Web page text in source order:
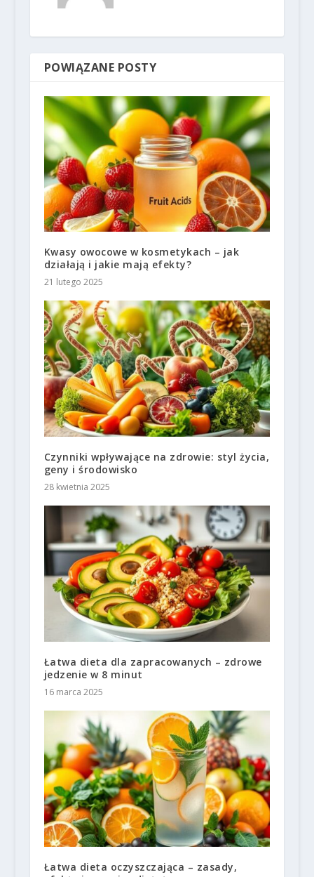
POWIĄZANE POSTY
Kwasy owocowe w kosmetykach – jak
działają i jakie mają efekty?
21 lutego 2025
Czynniki wpływające na zdrowie: styl życia,
geny i środowisko
28 kwietnia 2025
Łatwa dieta dla zapracowanych – zdrowe
jedzenie w 8 minut
16 marca 2025
Łatwa dieta oczyszczająca – zasady,